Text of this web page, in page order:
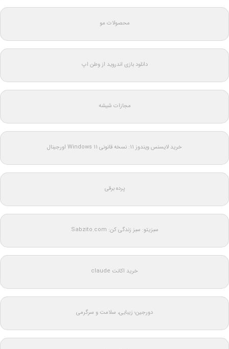
محصولات مو
دانلود بازی اندروید از وطن اپ
مجازات شیشه
خرید لایسنس ویندوز 11: نسخه قانونی Windows 11 اورجینال
پرده برقی
سبزیتو: سبز زندگی کن: Sabzito.com
خرید اکانت claude
دورجین؛ زیبایی، سلامت و سرگرمی